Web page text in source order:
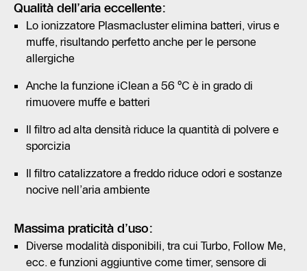
Qualità dell’aria eccellente:
Lo ionizzatore Plasmacluster elimina batteri, virus e
muffe, risultando perfetto anche per le persone
allergiche
Anche la funzione iClean a 56 °C è in grado di
rimuovere muffe e batteri
Il filtro ad alta densità riduce la quantità di polvere e
sporcizia
Il filtro catalizzatore a freddo riduce odori e sostanze
nocive nell’aria ambiente
Massima praticità d’uso:
Diverse modalità disponibili, tra cui Turbo, Follow Me,
ecc. e funzioni aggiuntive come timer, sensore di